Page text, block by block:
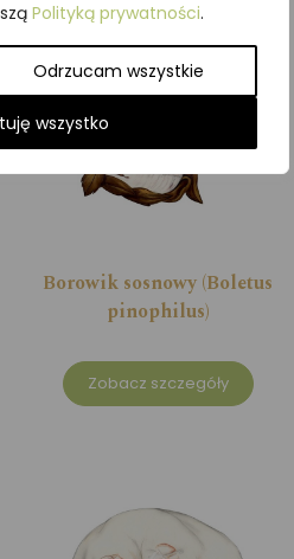
Polityką prywatności.
Odrzucam wszystkie
wszystko
Borowik sosnowy (Boletus
pinophilus)
Zobacz szczegóły